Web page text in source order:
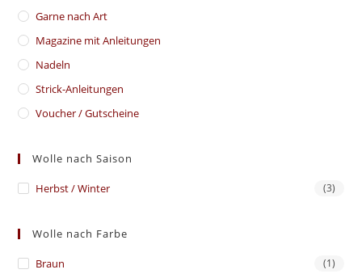
Garne nach Art
Magazine mit Anleitungen
Nadeln
Strick-Anleitungen
Voucher / Gutscheine
Wolle nach Saison
Herbst / Winter (3)
Wolle nach Farbe
Braun (1)